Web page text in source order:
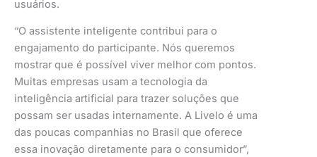
usuários.
“O assistente inteligente contribui para o
engajamento do participante. Nós queremos
mostrar que é possível viver melhor com pontos.
Muitas empresas usam a tecnologia da
inteligência artificial para trazer soluções que
possam ser usadas internamente. A Livelo é uma
das poucas companhias no Brasil que oferece
essa inovação diretamente para o consumidor”,